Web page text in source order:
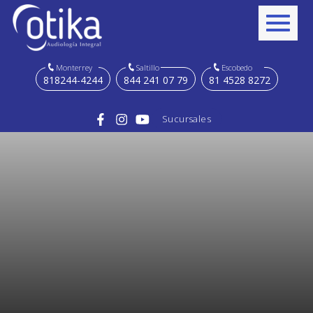
Monterrey
818244-4244
Saltillo
844 241 07 79
Escobedo
81 4528 8272
Sucursales